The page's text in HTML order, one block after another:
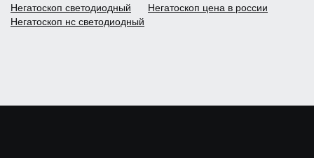
Негатоскоп светодиодный
Негатоскоп цена в россии
Негатоскоп нс светодиодный